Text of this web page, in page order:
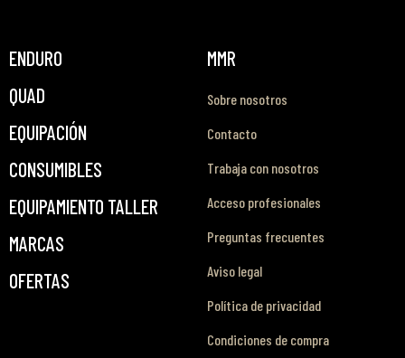
ENDURO
QUAD
EQUIPACIÓN
CONSUMIBLES
EQUIPAMIENTO TALLER
MARCAS
OFERTAS
MMR
Sobre nosotros
Contacto
Trabaja con nosotros
Acceso profesionales
Preguntas frecuentes
Aviso legal
Política de privacidad
Condiciones de compra